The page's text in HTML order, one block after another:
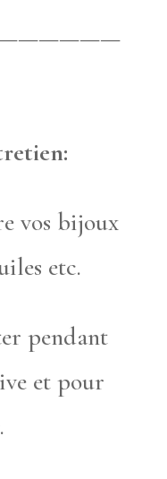
vos bijoux
etc.
pendant
et pour